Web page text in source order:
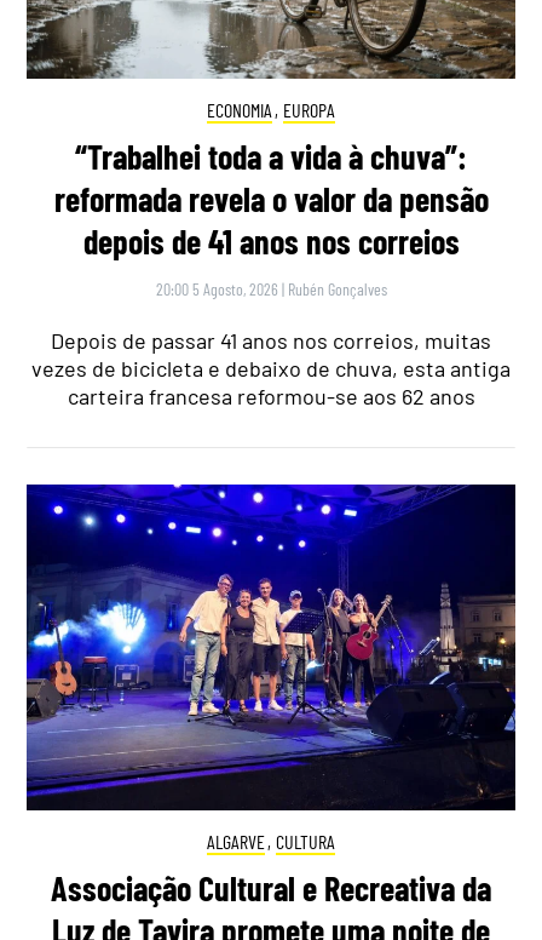
ECONOMIA , EUROPA
“Trabalhei toda a vida à chuva”:
reformada revela o valor da pensão
depois de 41 anos nos correios
20:00 5 Agosto, 2026 | Rubén Gonçalves
Depois de passar 41 anos nos correios, muitas
vezes de bicicleta e debaixo de chuva, esta antiga
carteira francesa reformou-se aos 62 anos
ALGARVE, CULTURA
Associação Cultural e Recreativa da
Luz de Tavira promete uma noite de